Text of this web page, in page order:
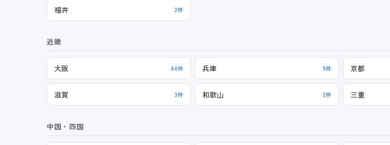
福井 2件
近畿
大阪 44件 兵庫 9件 京都
滋賀 3件 和歌山 2件 三重
中国・四国